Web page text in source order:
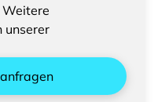
unserer